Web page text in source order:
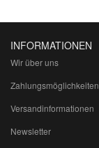
INFORMATIONEN
Wir über uns
Zahlungsmöglichkeiten
Versandinformationen
Newsletter